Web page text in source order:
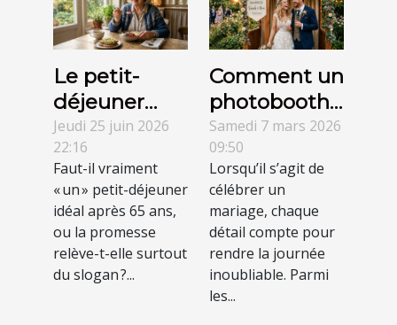
Le petit-
déjeuner
idéal après
65 ans :
mythe ou
réalité ?
Jeudi 25 juin 2026
22:16
Faut-il vraiment
« un » petit-déjeuner
idéal après 65 ans,
ou la promesse
relève-t-elle surtout
du slogan ?...
Comment un
photobooth
transforme-t-
il les
mariages en
expériences
mémorables
?
Samedi 7 mars 2026
09:50
Lorsqu’il s’agit de
célébrer un
mariage, chaque
détail compte pour
rendre la journée
inoubliable. Parmi
les...